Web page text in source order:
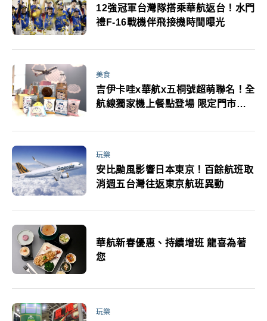
12強冠軍台灣隊搭乘華航返台！水門
禮F-16戰機伴飛接機時間曝光
美食
吉伊卡哇x華航x五桐號超萌聯名！全
航線獨家機上餐點登場 限定門市打
玩樂
安比颱風影響日本東京！百餘航班取
消週五台灣往返東京航班異動
華航新春優惠、持續增班 龍喜為著
您
玩樂